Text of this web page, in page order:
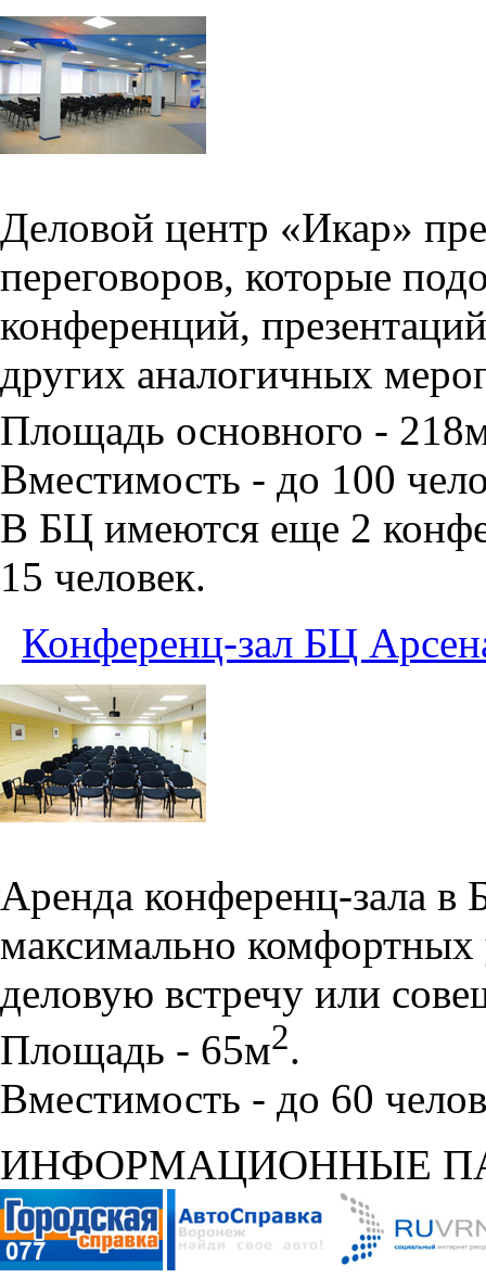
Деловой центр «Икар»
переговоров, которые
конференций,
других аналогичных
Площадь основного -
Вместимость - до 100
В БЦ имеются еще 2
15 человек.
Конференц-зал БЦ
Аренда конференц-зала в
максимально комфортных
деловую встречу или
Площадь - 65м2.
Вместимость - до 60
ИНФОРМАЦИОННЫЕ